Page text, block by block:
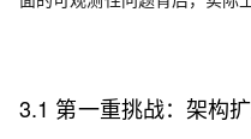
3.1 第一重挑战：架构